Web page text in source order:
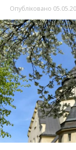
Опубліковано